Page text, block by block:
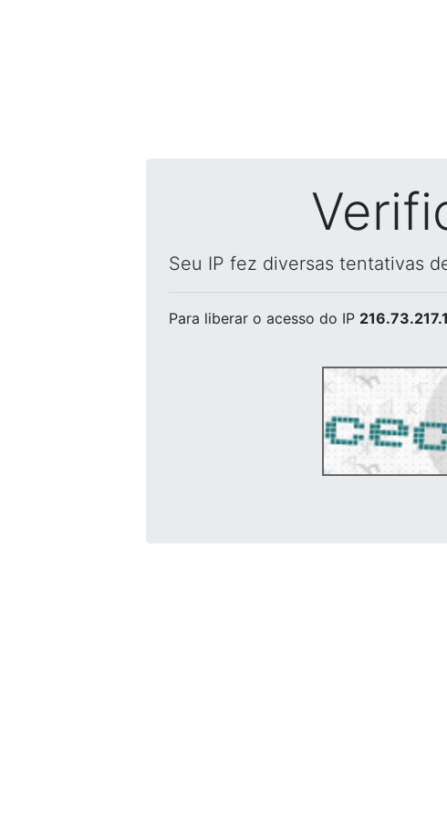
Seu IP fez diversas tentativas
Para liberar o acesso do IP